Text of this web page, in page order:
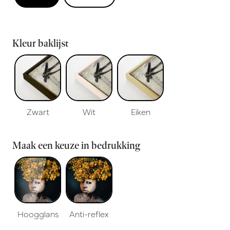
Kleur baklijst
Zwart Wit Eiken
Maak een keuze in bedrukking
Hoogglans Anti-reflex